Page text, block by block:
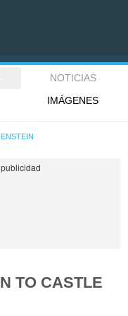
NOTICIAS
IMÁGENES
TO CASTLE